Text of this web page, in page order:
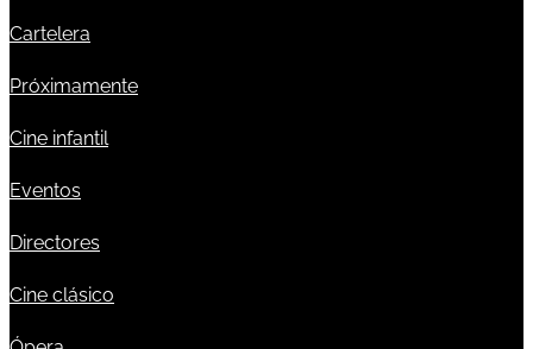
Cartelera
Próximamente
Cine infantil
Eventos
Directores
Cine clásico